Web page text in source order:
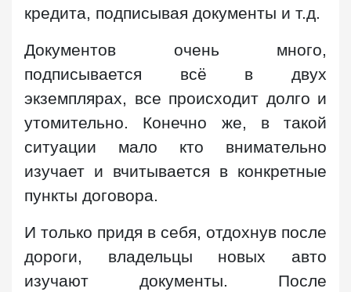
кредита, подписывая документы и т.д.
Документов очень много,
подписывается всё в двух
экземплярах, все происходит долго и
утомительно. Конечно же, в такой
ситуации мало кто внимательно
изучает и вчитывается в конкретные
пункты договора.
И только придя в себя, отдохнув после
дороги, владельцы новых авто
изучают документы. После